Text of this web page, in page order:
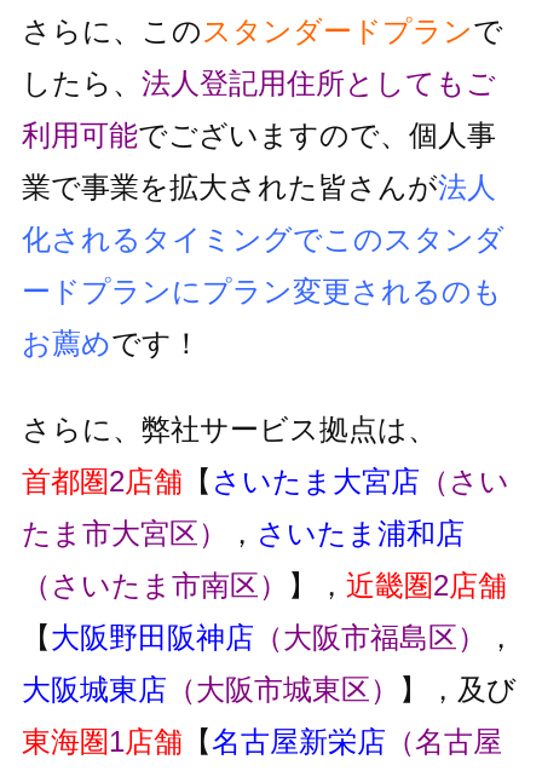
さらに、この スタンダードプランで
したら、 法人登記用住所としても ご
利用可能でございますので、個人事
業で事業を拡大された皆さんが法人
化されるタイミングでこのスタンダ
ードプランにプラン変更されるのも
お薦めです！
さらに、弊社サービス拠点は、
首都圏2店舗 【 さいたま大宮店 （さい
たま市大宮区）
， さいたま浦和店
（さいたま市南区）
】， 近畿圏2店舗
【大阪野田阪神店 （大阪市福島区）
，
大阪城東店 （大阪市城東区）
】，及び
東海圏1店舗 【名古屋新栄店 （名古屋